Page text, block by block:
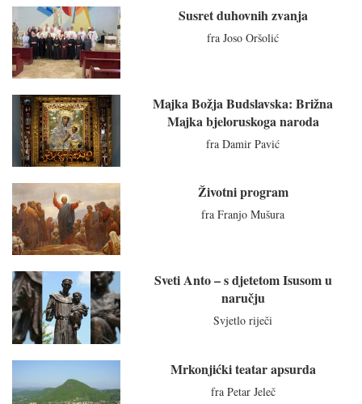
Susret duhovnih zvanja
fra Joso Oršolić
Majka Božja Budslavska: Brižna
Majka bjeloruskoga naroda
fra Damir Pavić
Životni program
fra Franjo Mušura
Sveti Anto – s djetetom Isusom u
naručju
Svjetlo riječi
Mrkonjićki teatar apsurda
fra Petar Jeleč